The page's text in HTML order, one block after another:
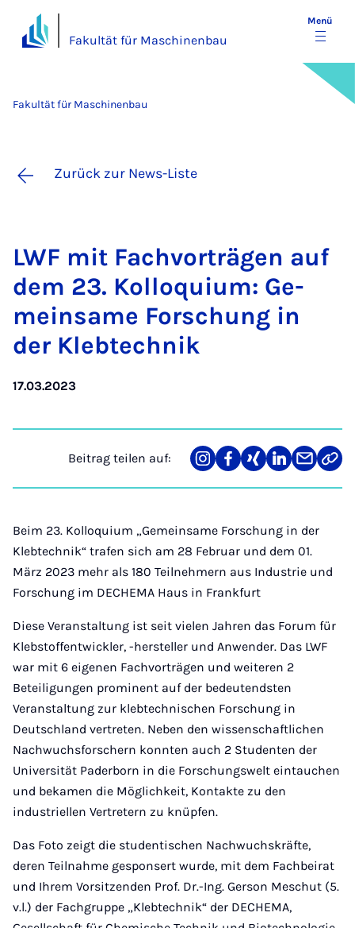
Fakultät für Maschinenbau
Menü
Fakultät für Maschinenbau
Zurück zur News-Liste
LWF mit Fach­vor­trä­gen auf
dem 23. Kol­lo­qui­um: Ge­
mein­sa­me For­schung in
der Kleb­tech­nik
17.03.2023
Beitrag teilen auf:
Teilen
auf
Teilen
auf
Teilen
auf
Teilen
auf
Teilen
über
Mail
Link
Beim 23. Kolloquium „Gemeinsame Forschung in der
Klebtechnik“ trafen sich am 28 Februar und dem 01.
März 2023 mehr als 180 Teilnehmern aus Industrie und
Forschung im DECHEMA Haus in Frankfurt
Diese Veranstaltung ist seit vielen Jahren das Forum für
Klebstoffentwickler, -hersteller und Anwender. Das LWF
war mit 6 eigenen Fachvorträgen und weiteren 2
Beteiligungen prominent auf der bedeutendsten
Veranstaltung zur klebtechnischen Forschung in
Deutschland vertreten. Neben den wissenschaftlichen
Nachwuchsforschern konnten auch 2 Studenten der
Universität Paderborn in die Forschungswelt eintauchen
und bekamen die Möglichkeit, Kontakte zu den
industriellen Vertretern zu knüpfen.
Das Foto zeigt die studentischen Nachwuchskräfte,
deren Teilnahme gesponsert wurde, mit dem Fachbeirat
und Ihrem Vorsitzenden Prof. Dr.-Ing. Gerson Meschut (5.
v.l.) der Fachgruppe „Klebtechnik“ der DECHEMA,